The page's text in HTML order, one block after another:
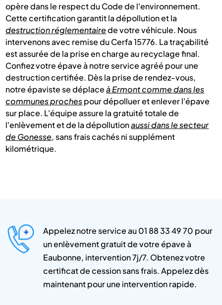
opère dans le respect du Code de l'environnement.
Cette certification garantit la dépollution et la
destruction réglementairede votre véhicule. Nous
intervenons avec remise du Cerfa 15776. La traçabilité
est assurée de la prise en charge au recyclage final.
Confiez votre épave à notre service agréé pour une
destruction certifiée. Dès la prise de rendez-vous,
notre épaviste se déplaceà Ermont comme dans les
communes prochespour dépolluer et enlever l'épave
sur place. L'équipe assure la gratuité totale de
l'enlèvement et de la dépollutionaussi dans le secteur
de Gonesse, sans frais cachés ni supplément
kilométrique.
Appelez notre service au 01 88 33 49 70 pour
un enlèvement gratuit de votre épave à
Eaubonne, intervention 7j/7. Obtenez votre
certificat de cession sans frais. Appelez dès
maintenant pour une intervention rapide.